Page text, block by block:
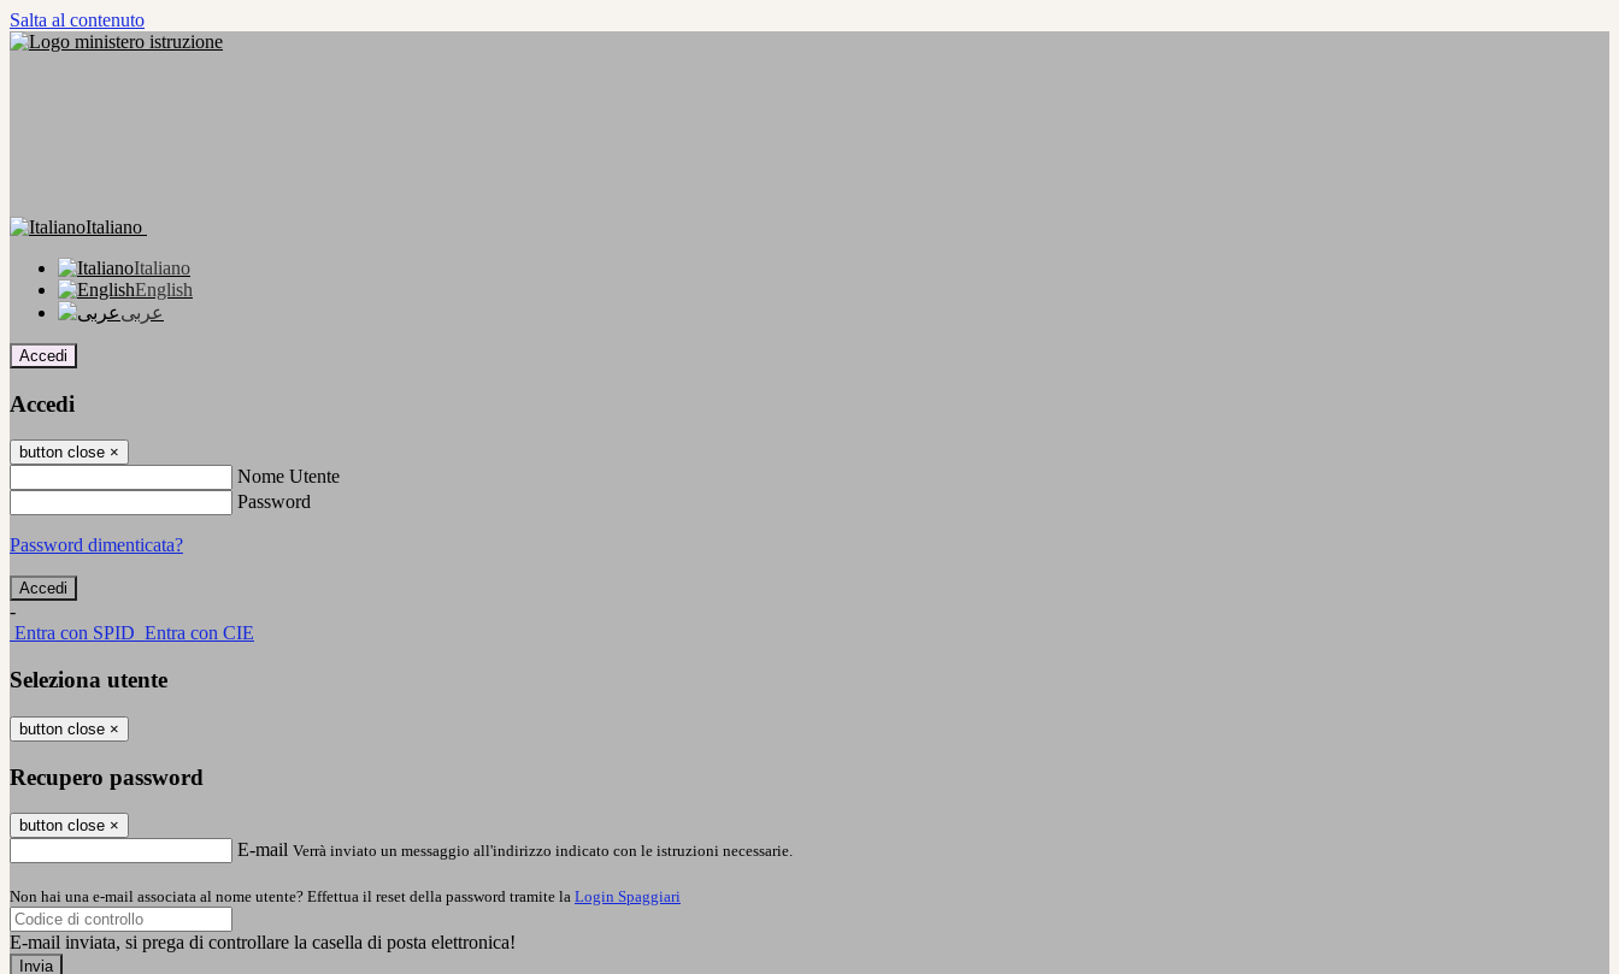
Salta al contenuto
Italiano
Italiano
English
عربى
Accedi
Accedi
button close ×
Nome Utente
Password
Password dimenticata?
-
Entra con SPID Entra con CIE
Seleziona utente
button close ×
Recupero password
button close ×
E-mail Verrà inviato un messaggio all'indirizzo indicato con le istruzioni necessarie.
Non hai una e-mail associata al nome utente? Effettua il reset della password tramite la Login Spaggiari
E-mail inviata, si prega di controllare la casella di posta elettronica!